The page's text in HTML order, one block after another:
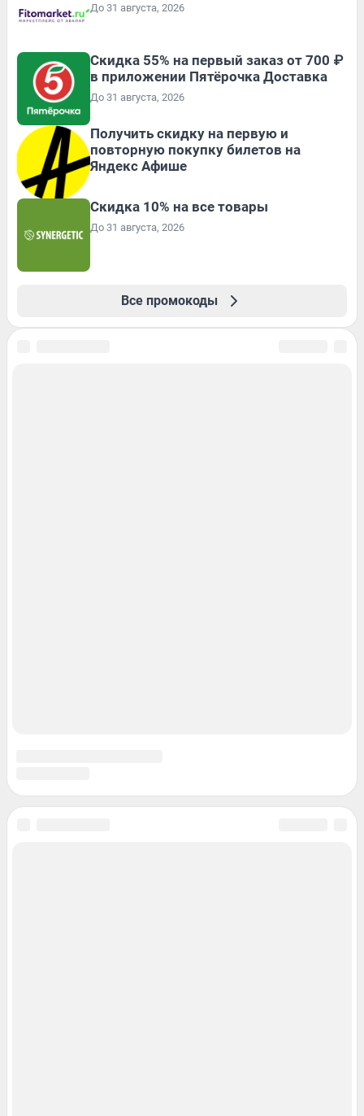
До 31 августа, 2026
Скидка 55% на первый заказ от 700 ₽
в приложении Пятёрочка Доставка
До 31 августа, 2026
Получить скидку на первую и
повторную покупку билетов на
Яндекс Афише
Скидка 10% на все товары
До 31 августа, 2026
Все промокоды